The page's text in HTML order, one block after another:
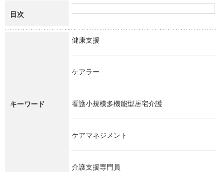
目次
キーワード
健康支援
ケアラー
看護小規模多機能型居宅介護
ケアマネジメント
介護支援専門員